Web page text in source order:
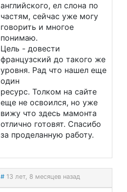
английского, ел слона по
частям, сейчас уже могу
говорить и многое
понимаю.
Цель - довести
французский до такого же
уровня. Рад что нашел еще
один
ресурс. Толком на сайте
еще не освоился, но уже
вижу что здесь мамонта
отлично готовят. Спасибо
за проделанную работу.
# 13 лет, 8 месяцев назад